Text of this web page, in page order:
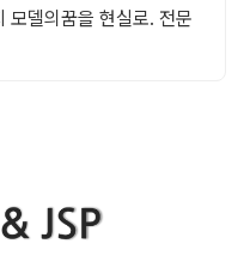
델의꿈을 현실로. 전문